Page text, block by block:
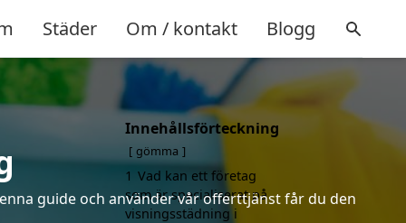
Städer Om / kontakt Blogg
guide och använder vår offerttjänst får du den
Innehållsförteckning
gömma
1 Vad kan ett företag
som är specialiserat på
visningsstädning i